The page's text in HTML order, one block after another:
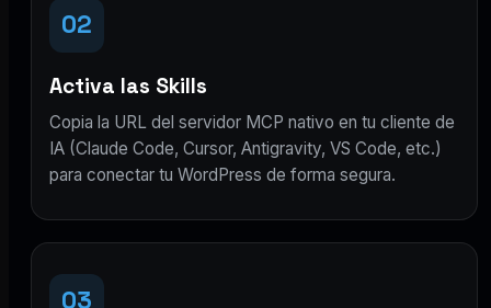
02
Activa las Skills
Copia la URL del servidor MCP nativo en tu cliente de
IA (Claude Code, Cursor, Antigravity, VS Code, etc.)
para conectar tu WordPress de forma segura.
03